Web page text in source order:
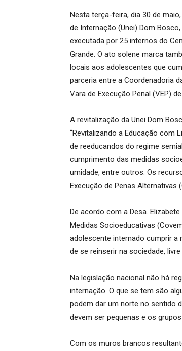
Nesta terça-feira, dia 30 de
de Internação (Unei) Dom
executada por 25 internos do
Grande. O ato solene marca
locais aos adolescentes que
parceria entre a Coordenadoria
Vara de Execução Penal (VEP)
A revitalização da Unei Dom
“Revitalizando a Educação com
de reeducandos do regime
cumprimento das medidas
umidade, entre outros. Os
Execução de Penas Alternativas
De acordo com a Desa.
Medidas Socioeducativas
adolescente internado cumprir a
de se reinserir na sociedade,
Na legislação nacional não há
internação. O que se tem são
podem dar um norte no sentido
devem ser pequenas e os
Com os muros brancos